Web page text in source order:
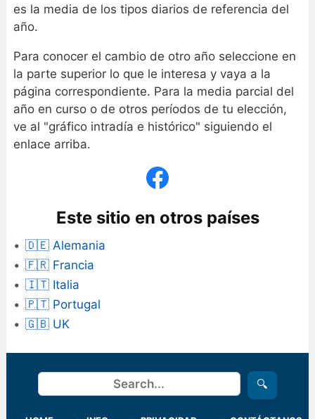
es la media de los tipos diarios de referencia del
año.
Para conocer el cambio de otro año seleccione en
la parte superior lo que le interesa y vaya a la
página correspondiente. Para la media parcial del
año en curso o de otros períodos de tu elección,
ve al "gráfico intradía e histórico" siguiendo el
enlace arriba.
Este sitio en otros países
🇩🇪 Alemania
🇫🇷 Francia
🇮🇹 Italia
🇵🇹 Portugal
🇬🇧 UK
Buscar 🔍